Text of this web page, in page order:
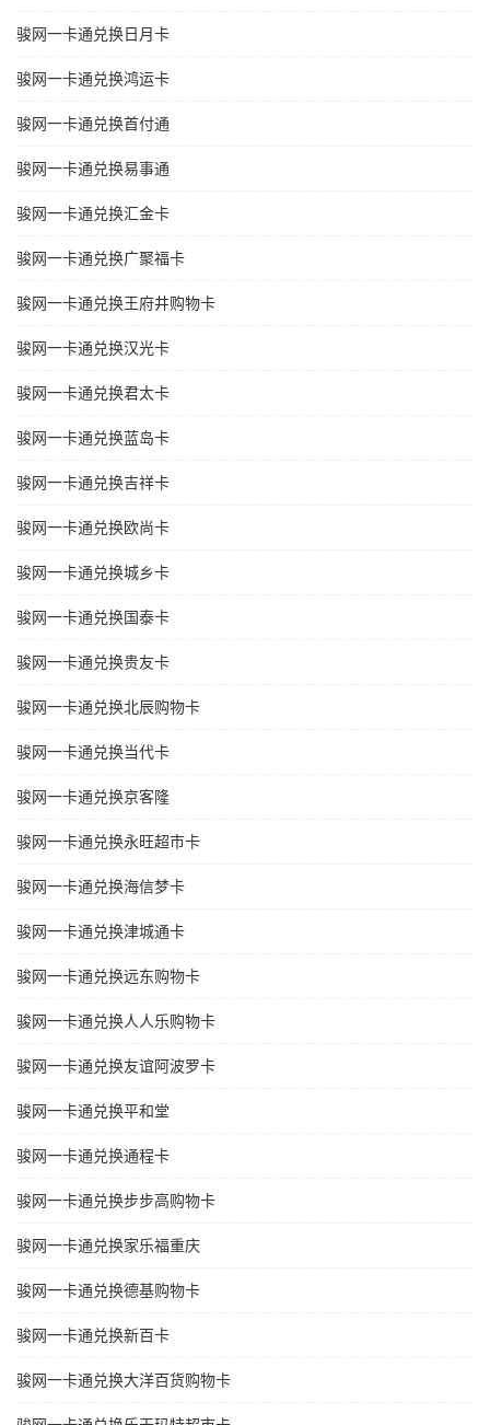
骏网一卡通兑换日月卡
骏网一卡通兑换鸿运卡
骏网一卡通兑换首付通
骏网一卡通兑换易事通
骏网一卡通兑换汇金卡
骏网一卡通兑换广聚福卡
骏网一卡通兑换王府井购物卡
骏网一卡通兑换汉光卡
骏网一卡通兑换君太卡
骏网一卡通兑换蓝岛卡
骏网一卡通兑换吉祥卡
骏网一卡通兑换欧尚卡
骏网一卡通兑换城乡卡
骏网一卡通兑换国泰卡
骏网一卡通兑换贵友卡
骏网一卡通兑换北辰购物卡
骏网一卡通兑换当代卡
骏网一卡通兑换京客隆
骏网一卡通兑换永旺超市卡
骏网一卡通兑换海信梦卡
骏网一卡通兑换津城通卡
骏网一卡通兑换远东购物卡
骏网一卡通兑换人人乐购物卡
骏网一卡通兑换友谊阿波罗卡
骏网一卡通兑换平和堂
骏网一卡通兑换通程卡
骏网一卡通兑换步步高购物卡
骏网一卡通兑换家乐福重庆
骏网一卡通兑换德基购物卡
骏网一卡通兑换新百卡
骏网一卡通兑换大洋百货购物卡